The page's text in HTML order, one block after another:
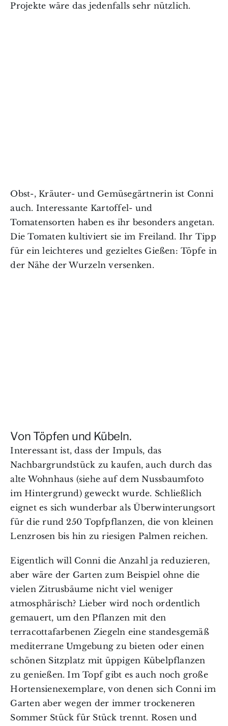
Projekte wäre das jedenfalls sehr nützlich.
Obst-, Kräuter- und Gemüsegärtnerin ist Conni
auch. Interessante Kartoffel- und
Tomatensorten haben es ihr besonders angetan.
Die Tomaten kultiviert sie im Freiland. Ihr Tipp
für ein leichteres und gezieltes Gießen: Töpfe in
der Nähe der Wurzeln versenken.
Von Töpfen und Kübeln.
Interessant ist, dass der Impuls, das
Nachbargrundstück zu kaufen, auch durch das
alte Wohnhaus (siehe auf dem Nussbaumfoto
im Hintergrund) geweckt wurde. Schließlich
eignet es sich wunderbar als Überwinterungsort
für die rund 250 Topfpflanzen, die von kleinen
Lenzrosen bis hin zu riesigen Palmen reichen.
Eigentlich will Conni die Anzahl ja reduzieren,
aber wäre der Garten zum Beispiel ohne die
vielen Zitrusbäume nicht viel weniger
atmosphärisch? Lieber wird noch ordentlich
gemauert, um den Pflanzen mit den
terracottafarbenen Ziegeln eine standesgemäß
mediterrane Umgebung zu bieten oder einen
schönen Sitzplatz mit üppigen Kübelpflanzen
zu genießen. Im Topf gibt es auch noch große
Hortensienexemplare, von denen sich Conni im
Garten aber wegen der immer trockeneren
Sommer Stück für Stück trennt. Rosen und